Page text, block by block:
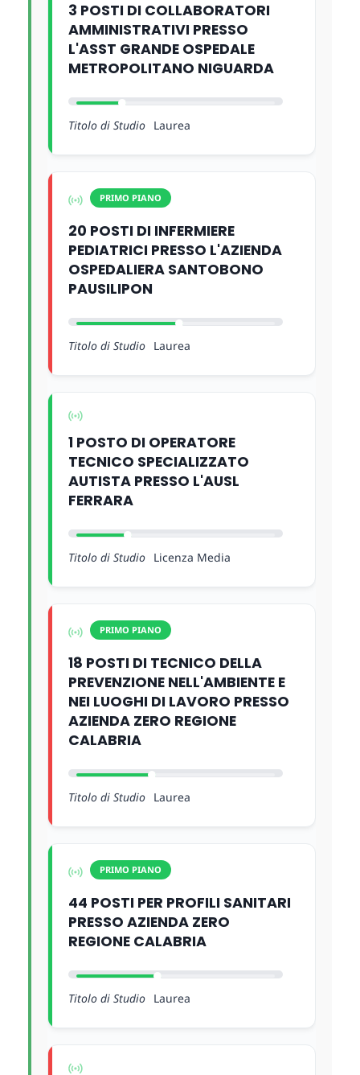
3 POSTI DI COLLABORATORI
AMMINISTRATIVI PRESSO
L'ASST GRANDE OSPEDALE
METROPOLITANO NIGUARDA
Titolo di Studio Laurea
PRIMO PIANO
20 POSTI DI INFERMIERE
PEDIATRICI PRESSO L'AZIENDA
OSPEDALIERA SANTOBONO
PAUSILIPON
Titolo di Studio Laurea
1 POSTO DI OPERATORE
TECNICO SPECIALIZZATO
AUTISTA PRESSO L'AUSL
FERRARA
Titolo di Studio Licenza Media
PRIMO PIANO
18 POSTI DI TECNICO DELLA
PREVENZIONE NELL'AMBIENTE E
NEI LUOGHI DI LAVORO PRESSO
AZIENDA ZERO REGIONE
CALABRIA
Titolo di Studio Laurea
PRIMO PIANO
44 POSTI PER PROFILI SANITARI
PRESSO AZIENDA ZERO
REGIONE CALABRIA
Titolo di Studio Laurea